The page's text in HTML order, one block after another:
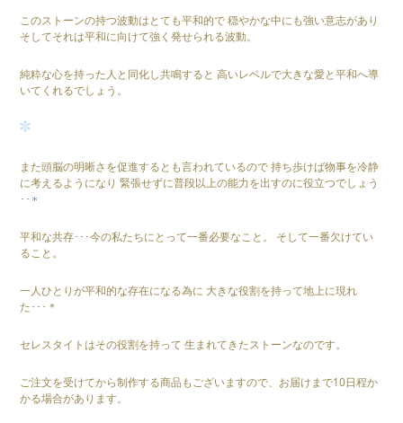
このストーンの持つ波動はとても平和的で 穏やかな中にも強い意志があり
そしてそれは平和に向けて強く発せられる波動。
純粋な心を持った人と同化し共鳴すると 高いレベルで大きな愛と平和へ導
いてくれるでしょう。
また頭脳の明晰さを促進するとも言われているので 持ち歩けば物事を冷静
に考えるようになり 緊張せずに普段以上の能力を出すのに役立つでしょう
･･
平和な共存･･･今の私たちにとって一番必要なこと。 そして一番欠けてい
ること。
一人ひとりが平和的な存在になる為に 大きな役割を持って地上に現れ
た･･･＊
セレスタイトはその役割を持って 生まれてきたストーンなのです。
ご注文を受けてから制作する商品もございますので、お届けまで10日程か
かる場合があります。